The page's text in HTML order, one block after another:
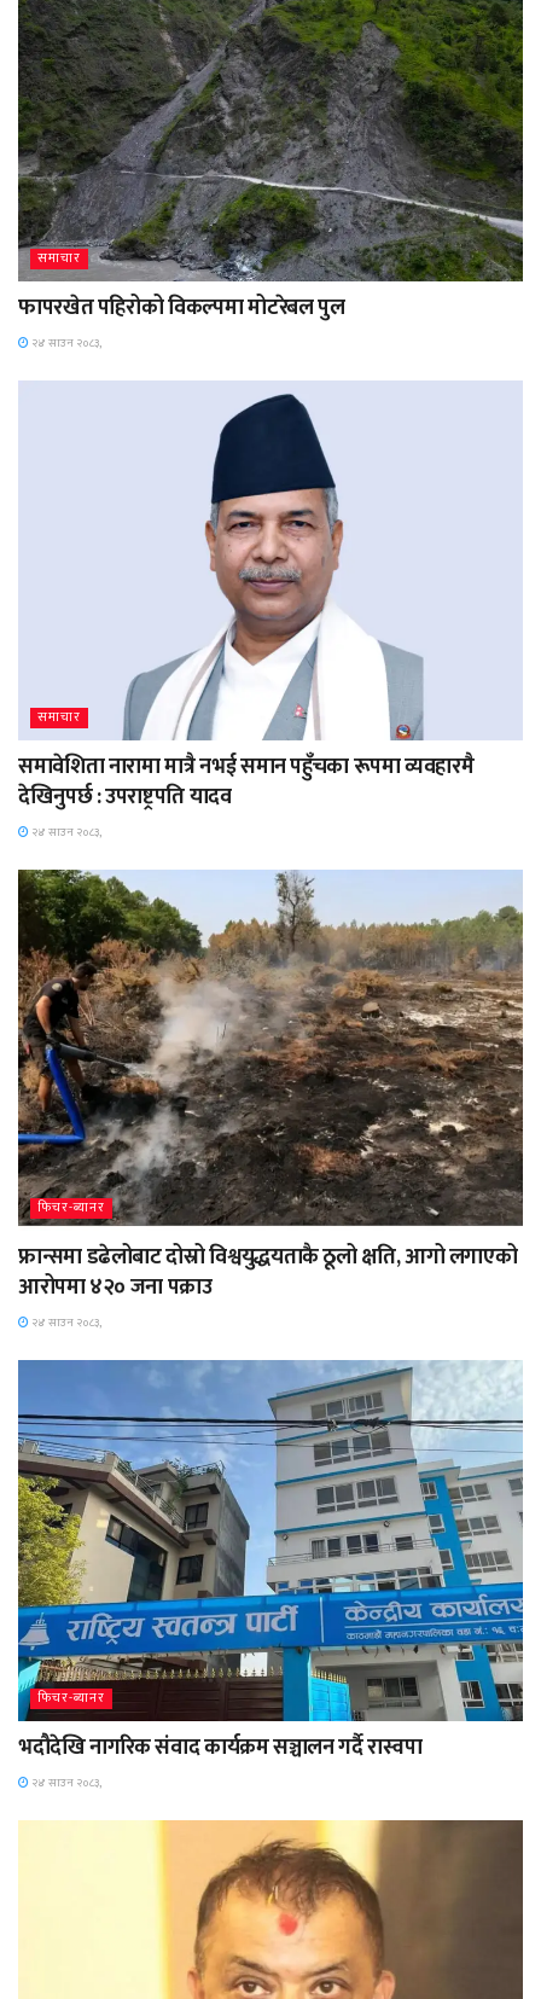
समाचार
फापरखेत पहिरोको विकल्पमा मोटरेबल पुल
२४ साउन २०८३,
समाचार
समावेशिता नारामा मात्रै नभई समान पहुँचका रूपमा व्यवहारमै
देखिनुपर्छ : उपराष्ट्रपति यादव
२४ साउन २०८३,
फिचर-ब्यानर
फ्रान्समा डढेलोबाट दोस्रो विश्वयुद्धयताकै ठूलो क्षति, आगो लगाएको
आरोपमा ४२० जना पक्राउ
२४ साउन २०८३,
फिचर-ब्यानर
भदौदेखि नागरिक संवाद कार्यक्रम सञ्चालन गर्दै रास्वपा
२४ साउन २०८३,